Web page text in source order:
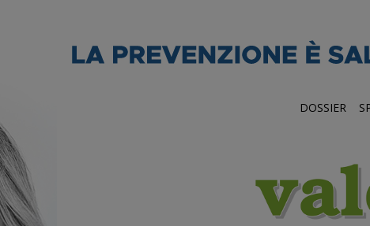
DOSSIER